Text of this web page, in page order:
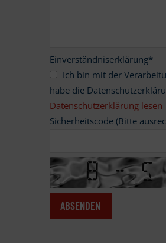
Einverständniserklärung*
habe die
Datenschutzerklärung lesen
Sicherheitscode (Bitte